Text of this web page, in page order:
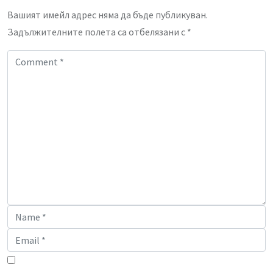
Вашият имейл адрес няма да бъде публикуван.
Задължителните полета са отбелязани с *